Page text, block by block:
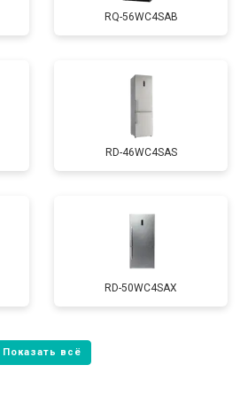
RQ-56WC4SAB
RD-46WC4SAS
RD-50WC4SAX